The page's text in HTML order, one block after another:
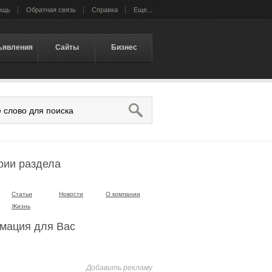
Обратная связь Справка Еще...
Сайты Бизнес
раздела
Статьи Новости
О компании
Жизнь
для Вас
Добавить рекламу